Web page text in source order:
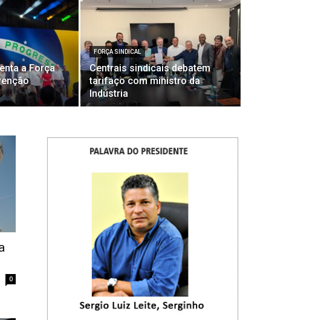
a Força
FORÇA SINDICAL
Centrais sindicais debatem
tarifaço com ministro da
Indústria
0